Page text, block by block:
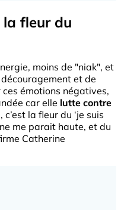
la fleur du
moins de "niak", et
et de
émotions négatives,
car elle lutte contre
c’est la fleur du ‘je suis
me parait haute, et du
Catherine